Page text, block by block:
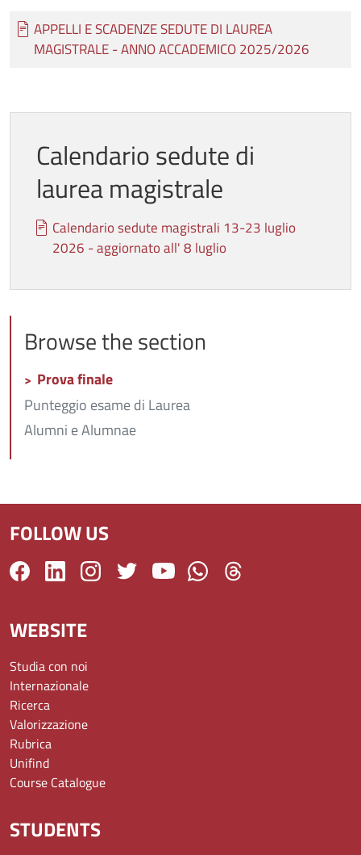
Documento
APPELLI E SCADENZE SEDUTE DI LAUREA
MAGISTRALE - ANNO ACCADEMICO 2025/2026
Calendario sedute di
laurea magistrale
Documento
Calendario sedute magistrali 13-23 luglio
2026 - aggiornato all' 8 luglio
Browse the section
Prova finale
Punteggio esame di Laurea
Alumni e Alumnae
FOLLOW US
WEBSITE
Studia con noi
Internazionale
Ricerca
Valorizzazione
Rubrica
Unifind
Course Catalogue
STUDENTS